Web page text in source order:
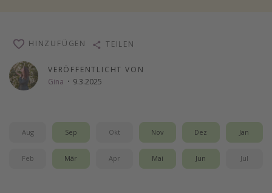
Roadtrips
Wochenendtrip
Singlereisen
Gruppenreisen
Hotels in Hamburg
Hotels in Amsterdam
VERÖFFENTLICHT VON
Gina · 9.3.2025
HINZUFÜGEN TEILEN
Aug Sep Okt Nov Dez Jan
Feb Mär Apr Mai Jun Jul